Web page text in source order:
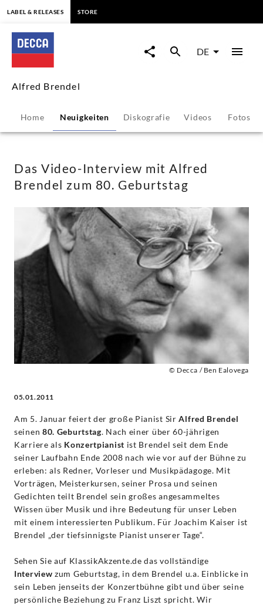
Das
Video-
Interview
mit
Alfred
Brendel
zum
Geburtstag
Alfred
Brendel
Decca
Classics
LABEL & RELEASES STORE
DE
Alfred Brendel
Home Neuigkeiten Diskografie Videos Fotos
Das Video-Interview mit Alfred
Brendel zum 80. Geburtstag
© Decca / Ben Ealovega
05.01.2011
Am 5. Januar feiert der große Pianist SirAlfred Brendel
seinen 80. Geburtstag. Nach einer über 60-jährigen
Karriere als Konzertpianist ist Brendel seit dem Ende
seiner Laufbahn Ende 2008 nach wie vor auf der Bühne zu
erleben: als Redner, Vorleser und Musikpädagoge. Mit
Vorträgen, Meisterkursen, seiner Prosa und seinen
Gedichten teilt Brendel sein großes angesammeltes
Wissen über Musik und ihre Bedeutung für unser Leben
mit einem interessierten Publikum. Für Joachim Kaiser ist
Brendel „der tiefsinnigste Pianist unserer Tage“.
Sehen Sie auf KlassikAkzente.de das vollständige
Interview zum Geburtstag, in dem Brendel u.a. Einblicke in
sein Leben jenseits der Konzertbühne gibt und über seine
persönliche Beziehung zu Franz Liszt spricht. Wir